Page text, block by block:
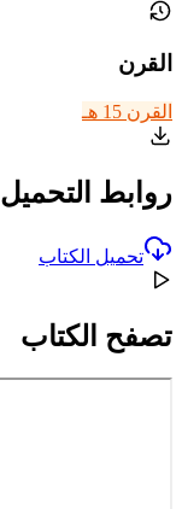
القرن
القرن 15 هـ
روابط التحميل
تحميل الكتاب
تصفح الكتاب